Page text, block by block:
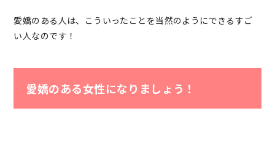
愛嬌のある人は、こういったことを当然のようにできるすご
い人なのです！
愛嬌のある女性になりましょう！